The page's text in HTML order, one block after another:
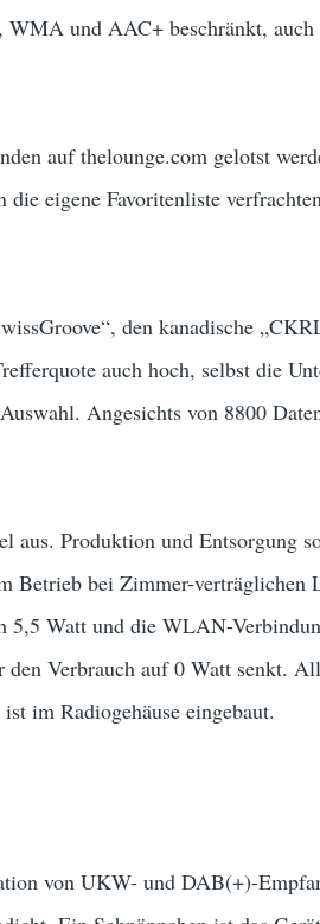
und AAC+ beschränkt,
auf thelounge.com gelotst
eigene Favoritenliste
den kanadische
auch hoch, selbst die
Angesichts von 8800
Produktion und Entsorgung
bei Zimmer-verträglichen
5,5 Watt und die WLAN-
Verbrauch auf 0 Watt senkt.
im Radiogehäuse eingebaut.
von UKW- und DAB(+)-